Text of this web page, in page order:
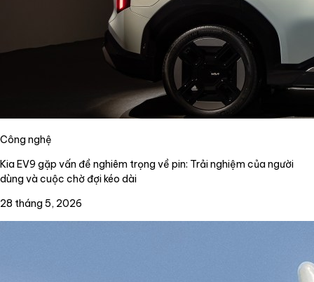
Công nghệ
Kia EV9 gặp vấn đề nghiêm trọng về pin: Trải nghiệm của người
dùng và cuộc chờ đợi kéo dài
28 tháng 5, 2026